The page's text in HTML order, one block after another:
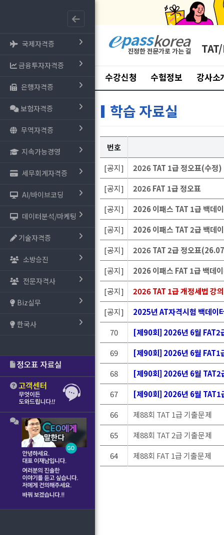
국제자격증
금융투자자격증
은행자격증
보험자격증
무역자격증
지속가능경영
세무회계자격증
AI/바이브코딩
데이터분석/마케팅
기술자격증
소방승진
전문자격사
Biz실무
한국사
수강신청 수험정보 강사소
학습 자료실
번호
[공지]
2026 TAT 1급 정오표(수정)
[공지]
2026 FAT 1급 정오표
[공지]
2026 이패스 TAT 1급 백데
[공지]
2026 이패스 TAT 2급 백데
[공지]
2026 TAT 2급 정오표
[공지]
2026 이패스 FAT 1급 백데
[공지]
2026 TAT 1급 개정세법 강
[공지]
2025년 AT자격시험 백데이
70
[제90회] 2026년 6월 FAT2
69
[제90회] 2026년 6월 FAT1
68
[제90회] 2026년 6월 TAT2
67
[제90회] 2026년 6월 TAT1
66
제88회 TAT 1급 기출문제
65
제88회 TAT 2급 기출문제
64
제88회 FAT 1급 기출문제